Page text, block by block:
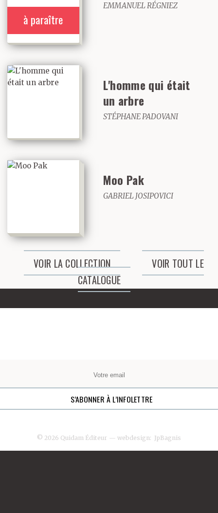
à paraître
EMMANUEL RÉGNIEZ
L'homme qui était
un arbre
STÉPHANE PADOVANI
Moo Pak
GABRIEL JOSIPOVICI
VOIR LA COLLECTION
VOIR TOUT LE
CATALOGUE
© 2026 Quidam Éditeur — webdesign: JpBagnis